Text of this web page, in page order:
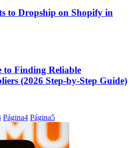
to Dropship on Shopify in
to Finding Reliable
(2026 Step-by-Step Guide)
Página4 Página5